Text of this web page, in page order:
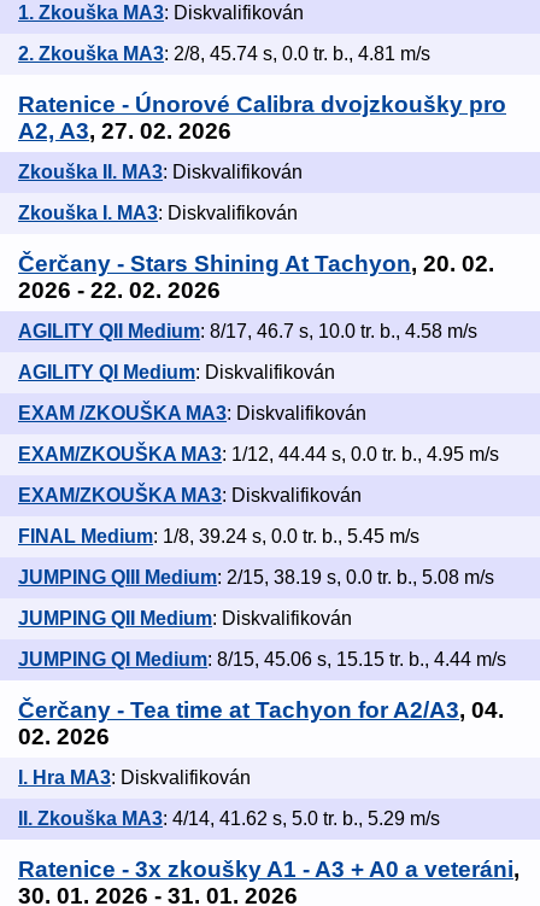
1. Zkouška MA3: Diskvalifikován
2. Zkouška MA3: 2/8, 45.74 s, 0.0 tr. b., 4.81 m/s
Ratenice - Únorové Calibra dvojzkoušky pro
A2, A3, 27. 02. 2026
Zkouška II. MA3: Diskvalifikován
Zkouška I. MA3: Diskvalifikován
Čerčany - Stars Shining At Tachyon, 20. 02.
2026 - 22. 02. 2026
AGILITY QII Medium: 8/17, 46.7 s, 10.0 tr. b., 4.58 m/s
AGILITY QI Medium: Diskvalifikován
EXAM /ZKOUŠKA MA3: Diskvalifikován
EXAM/ZKOUŠKA MA3: 1/12, 44.44 s, 0.0 tr. b., 4.95 m/s
EXAM/ZKOUŠKA MA3: Diskvalifikován
FINAL Medium: 1/8, 39.24 s, 0.0 tr. b., 5.45 m/s
JUMPING QIII Medium: 2/15, 38.19 s, 0.0 tr. b., 5.08 m/s
JUMPING QII Medium: Diskvalifikován
JUMPING QI Medium: 8/15, 45.06 s, 15.15 tr. b., 4.44 m/s
Čerčany - Tea time at Tachyon for A2/A3, 04.
02. 2026
I. Hra MA3: Diskvalifikován
II. Zkouška MA3: 4/14, 41.62 s, 5.0 tr. b., 5.29 m/s
Ratenice - 3x zkoušky A1 - A3 + A0 a veteráni,
30. 01. 2026 - 31. 01. 2026